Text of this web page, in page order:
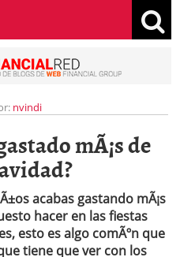
nvindi
mÃ¡s de
acabas gastando mÃ¡s
hacer en las fiestas
esto es algo comÃºn que
tiene que ver con los